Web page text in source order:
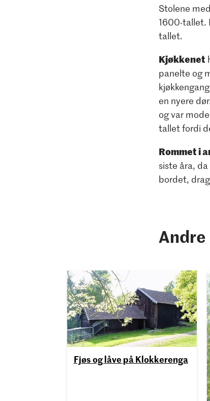
Stolene
1600-tallet.
tallet.
Kjøkkenet
panelte og
en nyere
og var
tallet fordi
Rommet i
siste åra,
bordet,
Andre
Fjøs og låve på Klokkerenga